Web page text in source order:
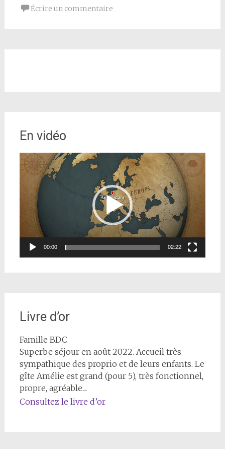
Écrire un commentaire
En vidéo
Lecteur
vidéo
00:00 02:22
Livre d’or
Famille BDC
Superbe séjour en août 2022. Accueil très
sympathique des proprio et de leurs enfants. Le
gîte Amélie est grand (pour 5), très fonctionnel,
propre, agréable....
Famille Van Kerckhove
Belle semaine, en famille, avec nos enfants et
petits-enfants, dans les 2 gîtes. Tout confort,
bien assez d'espace, grand jardin et... belle
piscine. Super belle...
Consultez le livre d’or